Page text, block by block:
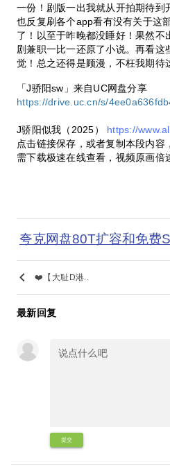
一份！剧版一出我就从开拍期待到
也反复刷各个app看有没有关于这
了！以至于昨晚都没睡好！果然不
剧兼职一比一还原了小说。再看这
觉！总之还得是顾漫，不枉我期待
「J骄阳sw」来自UC网盘分享
https://drive.uc.cn/s/
J骄阳似我（2025） https://
点击链接保存，或者复制本段内
需下载极速在线查看，视频原画倍
夸克网盘80T扩容和免费
keyboard_arrow_left ❤️【大耻D港..
最新回复
提交